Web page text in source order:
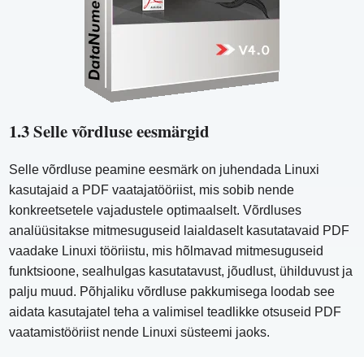
1.3 Selle võrdluse eesmärgid
Selle võrdluse peamine eesmärk on juhendada Linuxi
kasutajaid a PDF vaatajatööriist, mis sobib nende
konkreetsetele vajadustele optimaalselt. Võrdluses
analüüsitakse mitmesuguseid laialdaselt kasutatavaid PDF
vaadake Linuxi tööriistu, mis hõlmavad mitmesuguseid
funktsioone, sealhulgas kasutatavust, jõudlust, ühilduvust ja
palju muud. Põhjaliku võrdluse pakkumisega loodab see
aidata kasutajatel teha a valimisel teadlikke otsuseid PDF
vaatamistööriist nende Linuxi süsteemi jaoks.